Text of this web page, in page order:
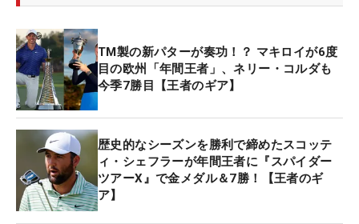
TM製の新パターが奏功！？ マキロイが6度
目の欧州「年間王者」、ネリー・コルダも
今季7勝目【王者のギア】
歴史的なシーズンを勝利で締めたスコッテ
ィ・シェフラーが年間王者に『スパイダー
ツアーX』で金メダル＆7勝！【王者のギ
ア】